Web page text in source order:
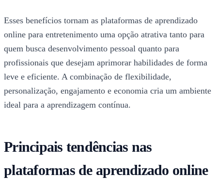
Esses benefícios tornam as plataformas de aprendizado
online para entretenimento uma opção atrativa tanto para
quem busca desenvolvimento pessoal quanto para
profissionais que desejam aprimorar habilidades de forma
leve e eficiente. A combinação de flexibilidade,
personalização, engajamento e economia cria um ambiente
ideal para a aprendizagem contínua.
Principais tendências nas
plataformas de aprendizado online